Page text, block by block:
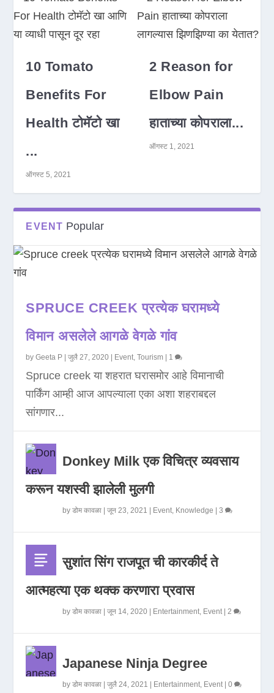
10 Tomato
Benefits For
Health टोमॅटो खा
...
ऑगस्ट 5, 2021
2 Reason for
Elbow Pain
हाताच्या कोपराला...
ऑगस्ट 1, 2021
EVENT Popular
SPRUCE CREEK प्रत्येक घरामध्ये
विमान असलेले आगळे वेगळे गांव
byGeeta P |जुलै 27, 2020 Event,Tourism 1
Spruce creek या शहरात घरासमोर आहे विमानाची
पार्किंग आम्ही आज आपल्याला एका अशा शहराबद्दल
सांगणार...
Donkey Milk एक विचित्र व्यवसाय
करून यशस्वी झालेली मुलगी
byडोम कावळा |जून 23, 2021 Event, Knowledge |3
सुशांत सिंग राजपूत ची कारकीर्द ते
आत्महत्या एक थक्क करणारा प्रवास
byडोम कावळा |जून 14, 2020 Entertainment, Event|2
Japanese Ninja Degree
byडोम कावळा |जुलै 24, 2021 Entertainment, Event|0